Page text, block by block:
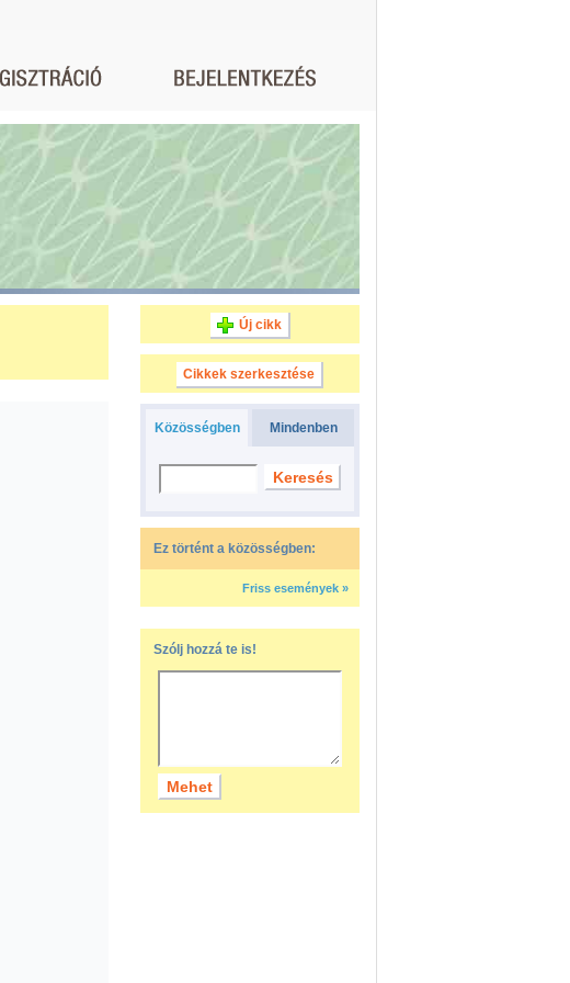
Új cikk
Cikkek szerkesztése
Közösségben Mindenben
Ez történt a közösségben:
Friss események »
Szólj hozzá te is!